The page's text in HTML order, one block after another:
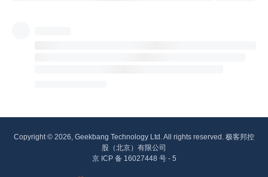
Copyright © 2026, Geekbang Technology Ltd. All rights reserved. 极客邦控
股（北京）有限公司
京 ICP 备 16027448 号 - 5